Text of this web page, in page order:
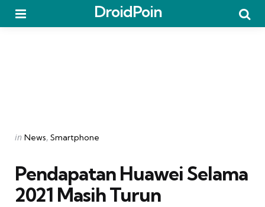
DroidPoin
Categories
Posted
in News Smartphone
Pendapatan Huawei Selama
2021 Masih Turun